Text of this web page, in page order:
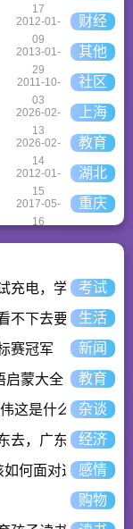
17
2012-01-
09
财经
2013-01-
29
其他
2011-10-
03
社区
2026-02-
13
上海
2026-02-
14
教育
2012-01-
15
湖北
2017-05-
16
重庆
充电，学一技之长
考试
不下去要举报？
生活
赛冠军
新闻
启蒙大全
教育
这是什么歌曲？
杂谈
去，广东连续37年
经济
何面对这人情淡
感情
购物